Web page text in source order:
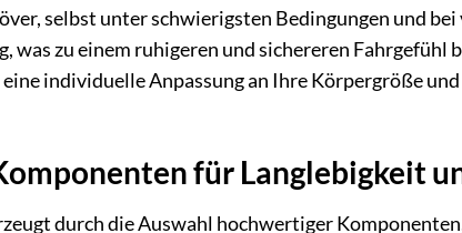
selbst unter schwierigsten Bedingungen und
was zu einem ruhigeren und sichereren
individuelle Anpassung an Ihre Körpergröße
für Langlebigkeit
durch die Auswahl hochwertiger